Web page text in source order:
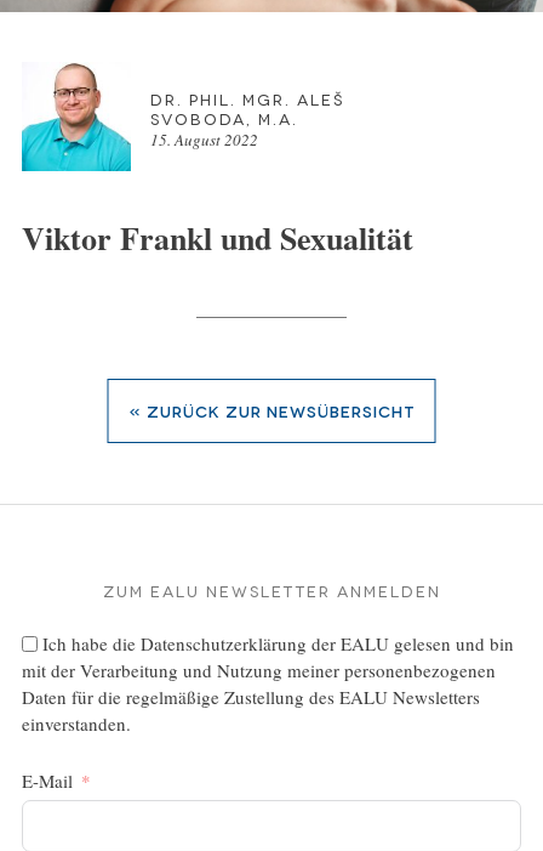
Dr. phil. Mgr. Aleš
Svoboda, M.A.
15. August 2022
Viktor Frankl und Sexualität
« zurück zur Newsübersicht
Zum EALU Newsletter anmelden
Ich habe die Datenschutzerklärung der EALU gelesen und bin
mit der Verarbeitung und Nutzung meiner personenbezogenen
Daten für die regelmäßige Zustellung des EALU Newsletters
einverstanden.
E-Mail